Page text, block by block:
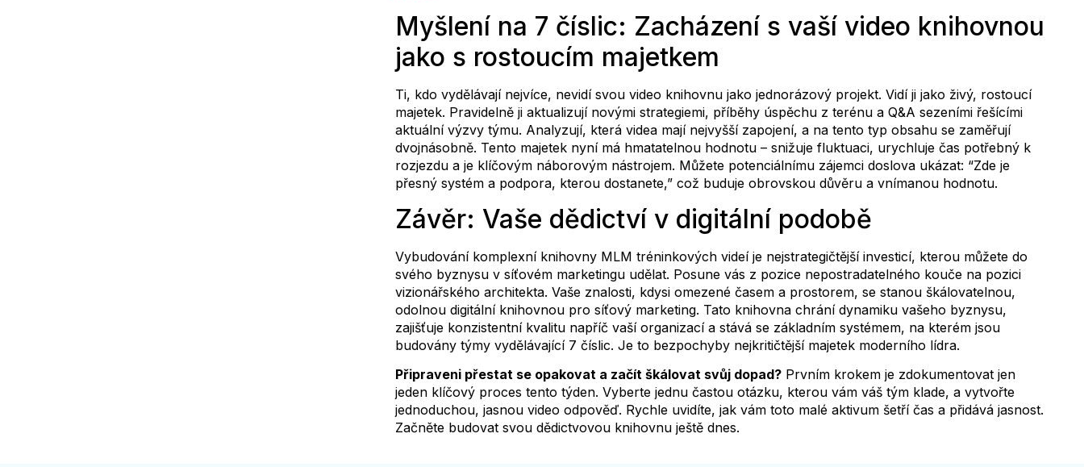
Myšlení na 7 číslic: Zacházení s vaší video knihovnou
jako s rostoucím majetkem
Ti, kdo vydělávají nejvíce, nevidí svou video knihovnu jako jednorázový projekt. Vidí ji jako živý, rostoucí
majetek. Pravidelně ji aktualizují novými strategiemi, příběhy úspěchu z terénu a Q&A sezeními řešícími
aktuální výzvy týmu. Analyzují, která videa mají nejvyšší zapojení, a na tento typ obsahu se zaměřují
dvojnásobně. Tento majetek nyní má hmatatelnou hodnotu – snižuje fluktuaci, urychluje čas potřebný k
rozjezdu a je klíčovým náborovým nástrojem. Můžete potenciálnímu zájemci doslova ukázat: “Zde je
přesný systém a podpora, kterou dostanete,” což buduje obrovskou důvěru a vnímanou hodnotu.
Závěr: Vaše dědictví v digitální podobě
Vybudování komplexní knihovny MLM tréninkových videí je nejstrategičtější investicí, kterou můžete do
svého byznysu v síťovém marketingu udělat. Posune vás z pozice nepostradatelného kouče na pozici
vizionářského architekta. Vaše znalosti, kdysi omezené časem a prostorem, se stanou škálovatelnou,
odolnou digitální knihovnou pro síťový marketing. Tato knihovna chrání dynamiku vašeho byznysu,
zajišťuje konzistentní kvalitu napříč vaší organizací a stává se základním systémem, na kterém jsou
budovány týmy vydělávající 7 číslic. Je to bezpochyby nejkritičtější majetek moderního lídra.
Připraveni přestat se opakovat a začít škálovat svůj dopad? Prvním krokem je zdokumentovat jen
jeden klíčový proces tento týden. Vyberte jednu častou otázku, kterou vám váš tým klade, a vytvořte
jednoduchou, jasnou video odpověď. Rychle uvidíte, jak vám toto malé aktivum šetří čas a přidává jasnost.
Začněte budovat svou dědictvovou knihovnu ještě dnes.